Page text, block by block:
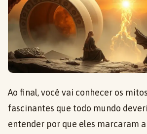
Ao final, você vai conhecer os
fascinantes que todo mundo
entender por que eles marcaram